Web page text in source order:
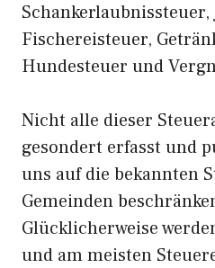
Schankerlaubnissteuer,
Fischereisteuer,
Hundesteuer und
Nicht alle dieser
gesondert erfasst und
uns auf die bekannten
Gemeinden
Glücklicherweise
und am meisten